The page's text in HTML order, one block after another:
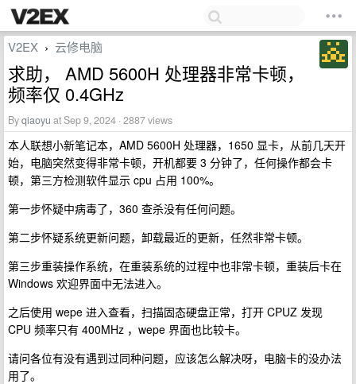
V2EX › 云修电脑
求助， AMD 5600H 处理器非常卡顿，
频率仅 0.4GHz
Byqiaoyu at Sep 9, 2024 · 2887 views
本人联想小新笔记本，AMD 5600H 处理器，1650 显卡，从前几天开
始，电脑突然变得非常卡顿，开机都要 3 分钟了，任何操作都会卡
顿，第三方检测软件显示 cpu 占用 100%。
第一步怀疑中病毒了，360 查杀没有任何问题。
第二步怀疑系统更新问题，卸载最近的更新，任然非常卡顿。
第三步重装操作系统，在重装系统的过程中也非常卡顿，重装后卡在
Windows 欢迎界面中无法进入。
之后使用 wepe 进入查看，扫描固态硬盘正常，打开 CPUZ 发现
CPU 频率只有 400MHz ，wepe 界面也比较卡。
请问各位有没有遇到过同种问题，应该怎么解决呀，电脑卡的没办法
用了。